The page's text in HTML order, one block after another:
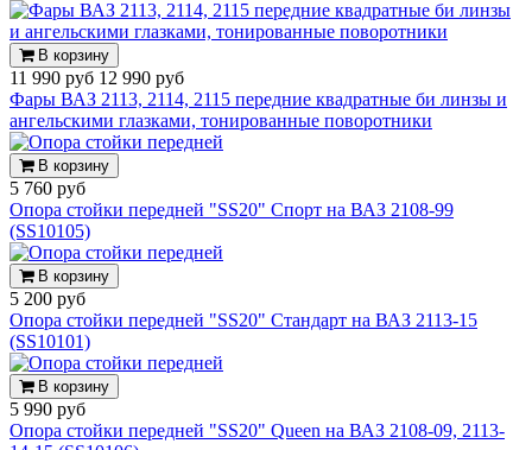
В корзину
11 990 руб 12 990 руб
Фары ВАЗ 2113, 2114, 2115 передние квадратные би линзы и
ангельскими глазками, тонированные поворотники
В корзину
5 760 руб
Опора стойки передней "SS20" Спорт на ВАЗ 2108-99
(SS10105)
В корзину
5 200 руб
Опора стойки передней "SS20" Стандарт на ВАЗ 2113-15
(SS10101)
В корзину
5 990 руб
Опора стойки передней "SS20" Queen на ВАЗ 2108-09, 2113-